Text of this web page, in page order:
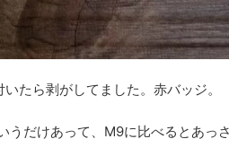
たら剥がしてました。赤バッジ。
うだけあって、M9に比べるとあっ